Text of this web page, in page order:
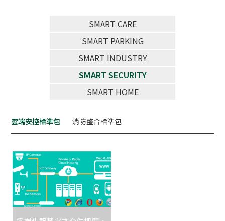
SMART CARE
SMART PARKING
SMART INDUSTRY
SMART SECURITY
SMART HOME
雲端安控標準包 消防整合標準包